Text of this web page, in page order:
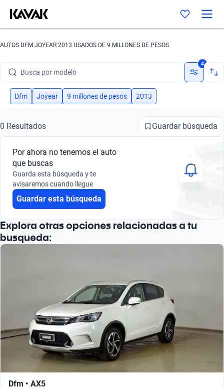
AUTOS DFM JOYEAR 2013 USADOS DE 9 MILLONES DE PESOS
Busca por modelo
Busca por versión
Busca por marca
Busca por modelo
Busca por versión
4
Dfm Joyear 9 millones de pesos 2013
0 Resultados Guardar búsqueda
Por ahora no tenemos el auto
que buscas
Guarda esta búsqueda y te
avisaremos cuando llegue
Guardar esta búsqueda
Explora otras opciones relacionadas a tu
busqueda:
Dfm • AX5